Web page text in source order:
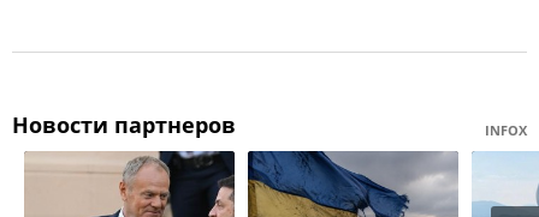
Новости партнеров INFOX